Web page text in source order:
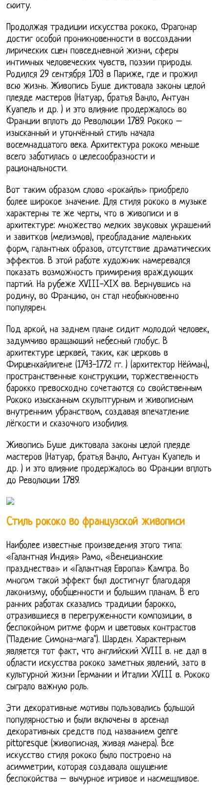
сюиту.
Продолжая традиции искусства рококо, Фрагонар
достиг особой проникновенности в воссоздании
лирических сцен повседневной жизни, сферы
интимных человеческих чувств, поэзии природы.
Родился 29 сентября 1703 в Париже, где и прожил
всю жизнь. Живопись Буше диктовала законы целой
плеяде мастеров (Натуар, братья Ванло, Антуан
Куапель и др. ) и это влияние продержалось во
Франции вплоть до Революции 1789. Рококо –
изысканный и утончённый стиль начала
восемнадцатого века. Архитектура рококо меньше
всего заботилась о целесообразности и
рациональности.
Вот таким образом слово «рокайль» приобрело
более широкое значение. Для стиля рококо в музыке
характерны те же черты, что в живописи и в
архитектуре: множество мелких звуковых украшений
и завитков (мелизмов), преобладание маленьких
форм, галантных образов, отсутствие драматических
эффектов. В этой работе художник намеревался
показать возможность примирения враждующих
партий. На рубеже XVIII-XIX вв. Вернувшись на
родину, во Францию, он стал необыкновенно
популярен.
Под аркой, на заднем плане сидит молодой человек,
задумчиво вращающий небесный глобус. В
архитектуре церквей, таких, как церковь в
Фирценхайлигене (1743-1772 гг. ) (архитектор Нёйман),
пространственные конструкции, торжественность
барокко превосходно сочетаются со свойственным
Рококо изысканным скульптурным и живописным
внутренним убранством, создавая впечатление
лёгкости и сказочного изобилия.
Живопись Буше диктовала законы целой плеяде
мастеров (Натуар, братья Ванло, Антуан Куапель и
др. ) и это влияние продержалось во Франции вплоть
до Революции 1789.
Стиль рококо во французской живописи
Наиболее известные произведения этого типа:
«Галантная Индия» Рамо, «Венецианские
празднества» и «Галантная Европа» Кампра. Во
многом такой эффект был достигнут благодаря
лаконизму, обобщенности и большим планам. В его
ранних работах сказались традиции барокко,
отразившиеся в перегруженности композиции, в
беспокойном ритме форм и цветовых контрастов
("Падение Симона-мага"). Шарден. Характерным
является тот факт, что английский XVIII в. не дал в
области искусства рококо заметных явлений, зато в
культурной жизни Германии и Италии XVIII в. Рококо
сыграло важную роль.
Эти декоративные мотивы пользовались большой
популярностью и были включены в арсенал
декоративных средств под названием genre
pittoresque (живописная, живая манера). Все
искусство стиля рококо было построено на
асимметрии, которая создавала ощущение
беспокойства – вычурное игривое и насмешливое.